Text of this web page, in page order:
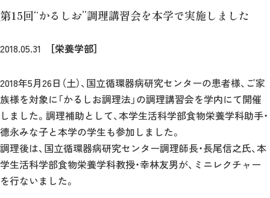
第15回“かるしお”調理講習会を本学で実施しました
2018.05.31 ［栄養学部］
2018年5月26日（土）、国立循環器病研究センターの患者様、ご家
族様を対象に「かるしお調理法」の調理講習会を学内にて開催
しました。調理補助として、本学生活科学部食物栄養学科助手・
德永みな子と本学の学生も参加しました。
調理後は、国立循環器病研究センター調理師長・長尾信之氏、本
学生活科学部食物栄養学科教授・幸林友男が、ミニレクチャー
を行ないました。